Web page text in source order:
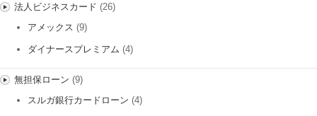
法人ビジネスカード (26)
アメックス (9)
ダイナースプレミアム (4)
無担保ローン (9)
スルガ銀行カードローン (4)